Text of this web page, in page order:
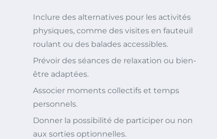
Inclure des alternatives pour les activités
physiques, comme des visites en fauteuil
roulant ou des balades accessibles.
Prévoir des séances de relaxation ou bien-
être adaptées.
Associer moments collectifs et temps
personnels.
Donner la possibilité de participer ou non
aux sorties optionnelles.